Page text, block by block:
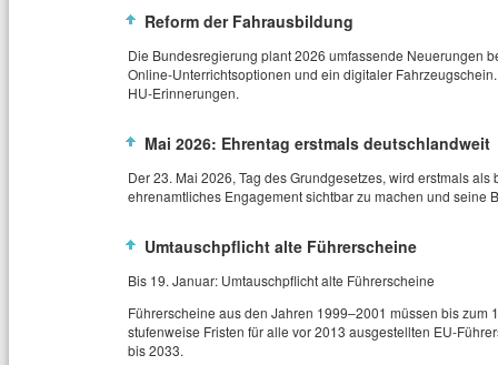
Reform der Fahrausbildung
Die Bundesregierung plant 2026 umfassende Neuerungen
Online‑Unterrichtsoptionen und ein digitaler
HU‑Erinnerungen.
Mai 2026: Ehrentag erstmals deutschlandweit
Der 23. Mai 2026, Tag des Grundgesetzes, wird erstmals
ehrenamtliches Engagement sichtbar zu machen und seine
Umtauschpflicht alte Führerscheine
Bis 19. Januar: Umtauschpflicht alte Führerscheine
Führerscheine aus den Jahren 1999–2001 müssen bis
stufenweise Fristen für alle vor 2013 ausgestellten
bis 2033.